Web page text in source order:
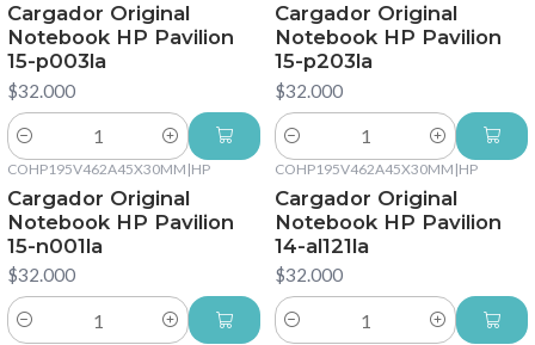
Cargador Original
Notebook HP Pavilion
15-p003la
$32.000
Cantidad
Cargador Original
Notebook HP Pavilion
15-p203la
$32.000
Cantidad
COHP195V462A45X30MM |HP
Cargador Original
Notebook HP Pavilion
15-n001la
$32.000
Cantidad
COHP195V462A45X30MM |HP
Cargador Original
Notebook HP Pavilion
14-al121la
$32.000
Cantidad